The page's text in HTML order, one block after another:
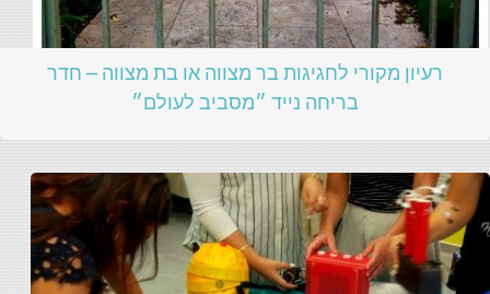
רעיון מקורי לחגיגות בר מצווה או בת מצווה – חדר
בריחה נייד ״מסביב לעולם״